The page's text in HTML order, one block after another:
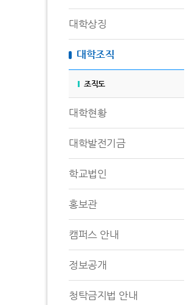
대학상징
대학조직
조직도
대학현황
대학발전기금
학교법인
홍보관
캠퍼스 안내
정보공개
청탁금지법 안내